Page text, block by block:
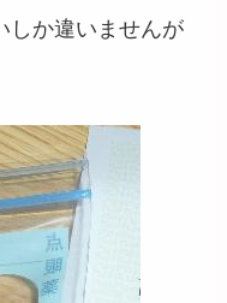
しか違いませんが